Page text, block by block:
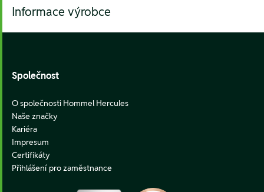
Informace výrobce
Footer
Společnost
O společnosti Hommel Hercules
Naše značky
Kariéra
Impresum
Certifikáty
Přihlášení pro zaměstnance